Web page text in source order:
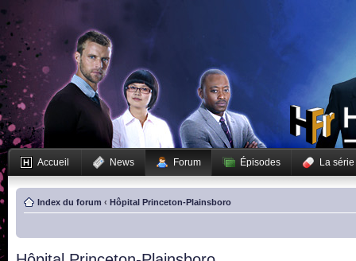
Accueil News Forum Épisodes La série
Index du forum ‹ Hôpital Princeton-Plainsboro